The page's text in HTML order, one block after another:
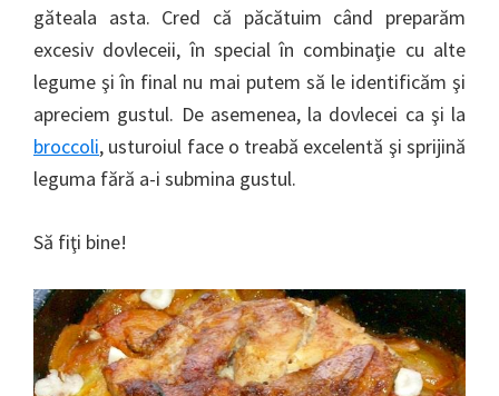
găteala asta. Cred că păcătuim când preparăm
excesiv dovleceii, în special în combinaţie cu alte
legume şi în final nu mai putem să le identificăm şi
apreciem gustul. De asemenea, la dovlecei ca şi la
broccoli, usturoiul face o treabă excelentă şi sprijină
leguma fără a-i submina gustul.
Să fiţi bine!